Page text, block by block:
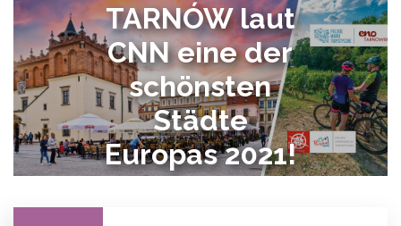
TARNÓW laut
CNN eine der
schönsten
Städte
Europas 2021!